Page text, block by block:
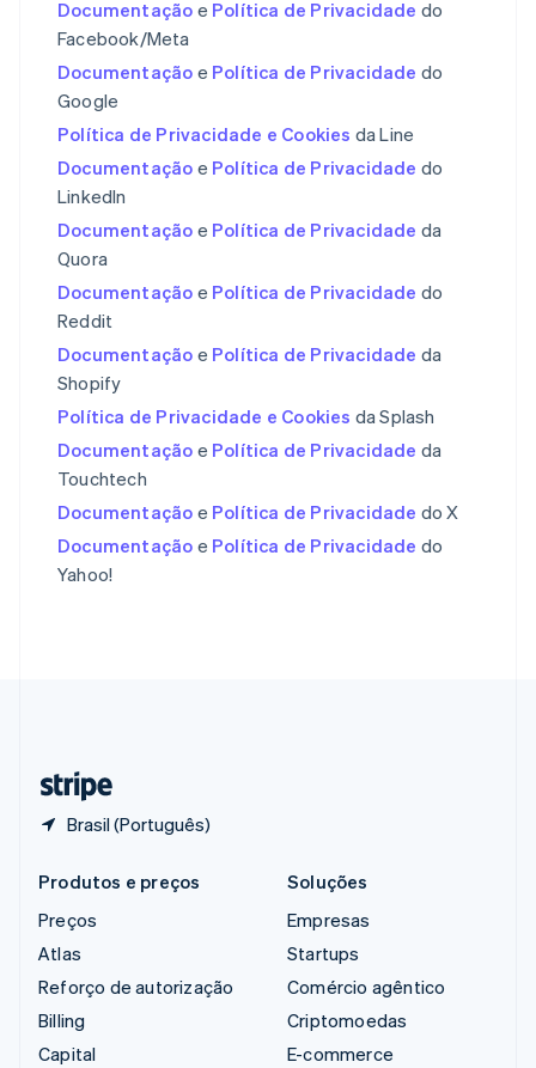
Documentação e Política de Privacidade do
Facebook/Meta
Documentação e Política de Privacidade do
Google
Política de Privacidade e Cookies da Line
Documentação e Política de Privacidade do
LinkedIn
Documentação e Política de Privacidade da
Quora
Documentação e Política de Privacidade do
Reddit
Documentação e Política de Privacidade da
Shopify
Política de Privacidade e Cookies da Splash
Documentação e Política de Privacidade da
Touchtech
Documentação e Política de Privacidade do X
Documentação e Política de Privacidade do
Yahoo!
Brasil (Português)
Malásia
English简体中文
Malta
México
Español English
Noruega
Nova Zelândia
English
Países Baixos
Polônia
Portugal
Português
RAE de Hong Kong, China
Reino Unido
English
República Tcheca
Romênia
English
Produtos e preços
Preços
Atlas
Reforço de autorização
Billing
Capital
Soluções
Empresas
Startups
Comércio agêntico
Criptomoedas
E-commerce